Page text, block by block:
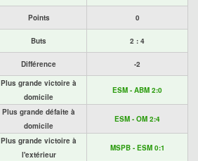
Points 0
Buts 2 : 4
Différence -2
Plus grande victoire à
domicile
ESM - ABM 2:0
Plus grande défaite à
domicile
ESM - OM 2:4
Plus grande victoire à
l'extérieur
MSPB - ESM 0:1